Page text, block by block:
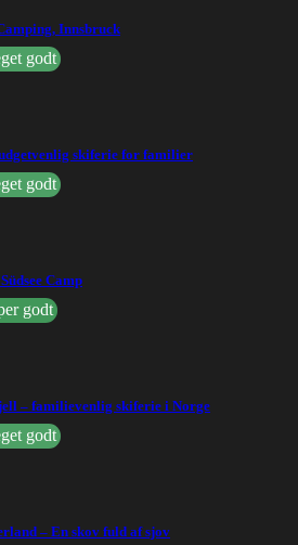
Innsbruck
godt
skiferie for familier
godt
Camp
godt
– familievenlig skiferie i Norge
godt
– En skov fuld af sjov